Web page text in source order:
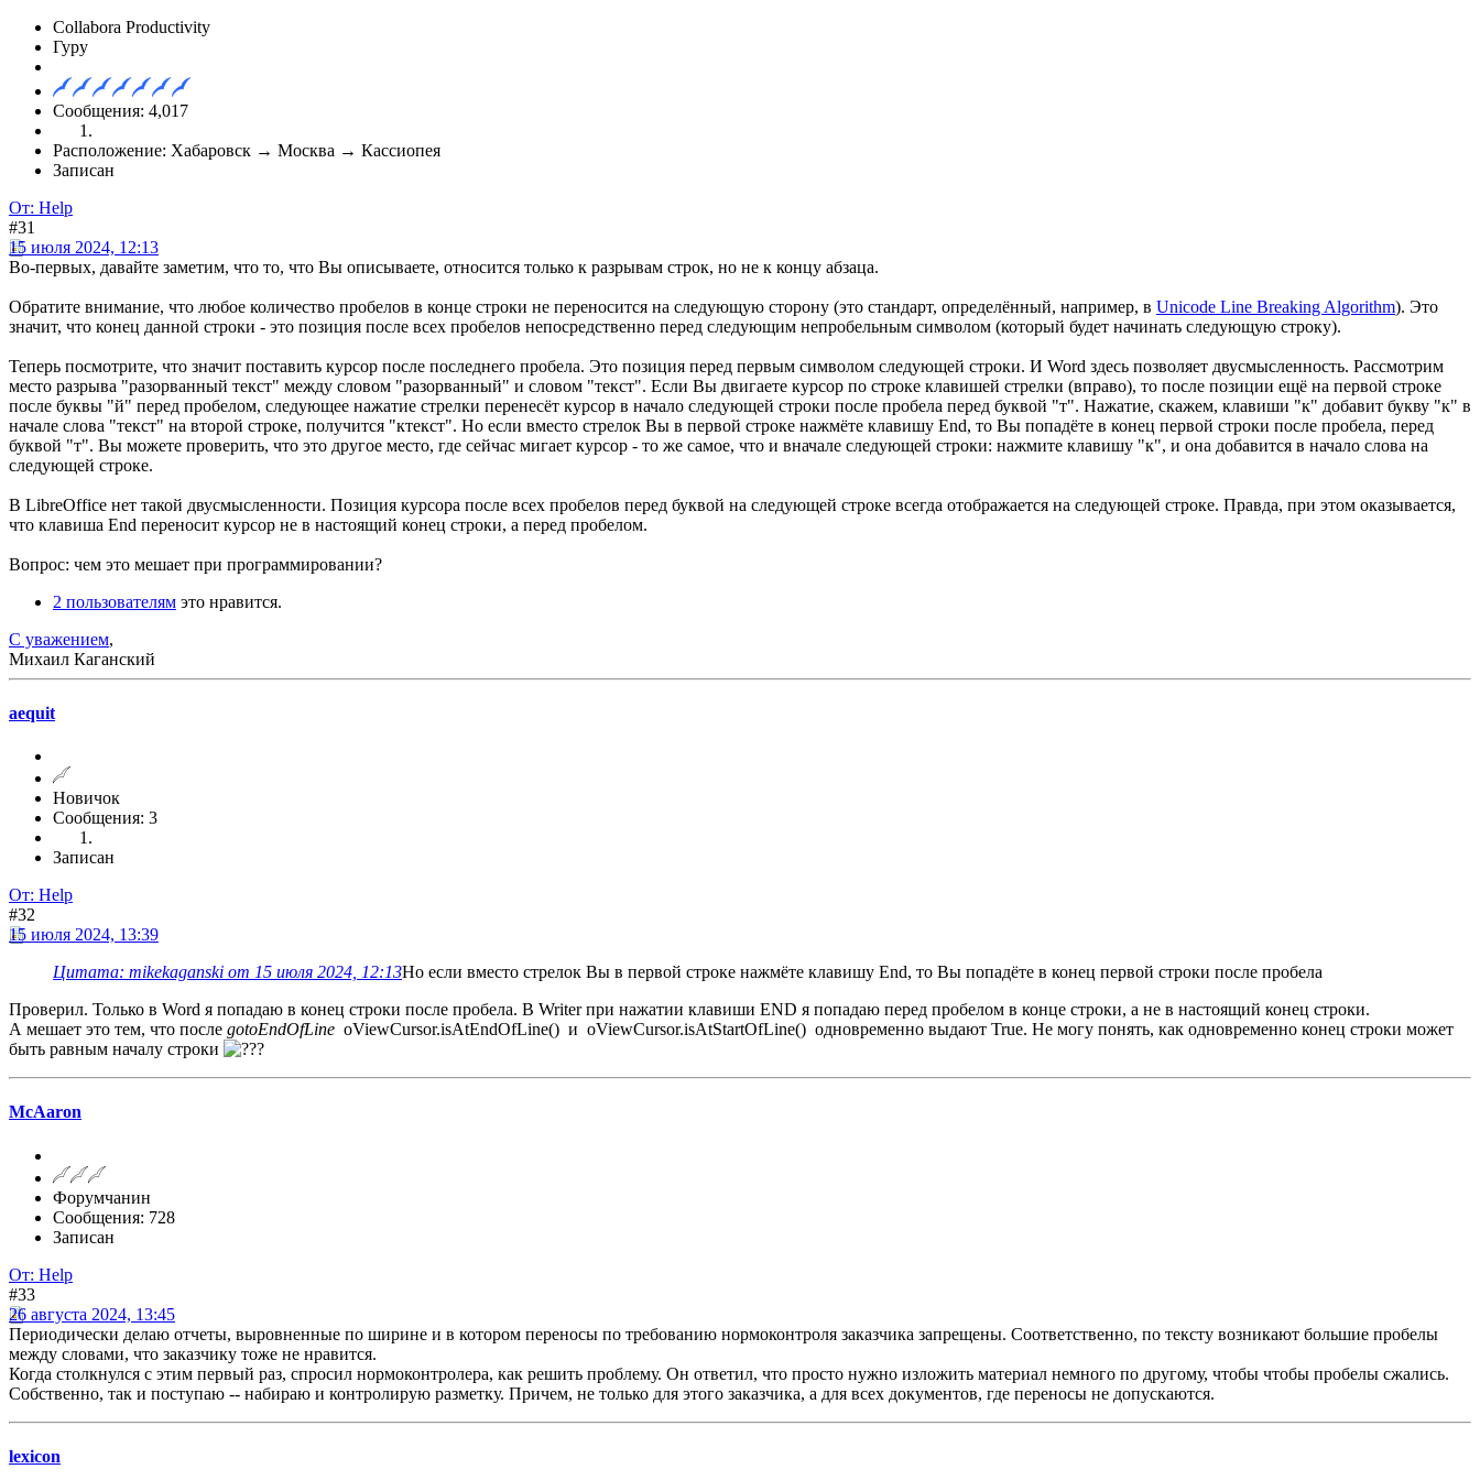
Collabora Productivity
Гуру
Сообщения: 4,017
Расположение: Хабаровск → Москва → Кассиопея
Записан
От: Help
#31
15 июля 2024, 12:13
Во-первых, давайте заметим, что то, что Вы описываете, относится только к разрывам строк, но не к концу абзаца.
Обратите внимание, что любое количество пробелов в конце строки не переносится на следующую сторону (это стандарт, определённый, например, в Unicode Line Breaking Algorithm). Это
значит, что конец данной строки - это позиция после всех пробелов непосредственно перед следующим непробельным символом (который будет начинать следующую строку).
Теперь посмотрите, что значит поставить курсор после последнего пробела. Это позиция перед первым символом следующей строки. И Word здесь позволяет двусмысленность. Рассмотрим
место разрыва "разорванный текст" между словом "разорванный" и словом "текст". Если Вы двигаете курсор по строке клавишей стрелки (вправо), то после позиции ещё на первой строке
после буквы "й" перед пробелом, следующее нажатие стрелки перенесёт курсор в начало следующей строки после пробела перед буквой "т". Нажатие, скажем, клавиши "к" добавит букву "к" в
начале слова "текст" на второй строке, получится "ктекст". Но если вместо стрелок Вы в первой строке нажмёте клавишу End, то Вы попадёте в конец первой строки после пробела, перед
буквой "т". Вы можете проверить, что это другое место, где сейчас мигает курсор - то же самое, что и вначале следующей строки: нажмите клавишу "к", и она добавится в начало слова на
следующей строке.
В LibreOffice нет такой двусмысленности. Позиция курсора после всех пробелов перед буквой на следующей строке всегда отображается на следующей строке. Правда, при этом оказывается,
что клавиша End переносит курсор не в настоящий конец строки, а перед пробелом.
Вопрос: чем это мешает при программировании?
2 пользователям это нравится.
С уважением,
Михаил Каганский
aequit
Новичок
Сообщения: 3
Записан
От: Help
#32
15 июля 2024, 13:39
Цитата: mikekaganski от 15 июля 2024, 12:13Но если вместо стрелок Вы в первой строке нажмёте клавишу End, то Вы попадёте в конец первой строки после пробела
Проверил. Только в Word я попадаю в конец строки после пробела. В Writer при нажатии клавиши END я попадаю перед пробелом в конце строки, а не в настоящий конец строки.
А мешает это тем, что после gotoEndOfLine oViewCursor.isAtEndOfLine() и oViewCursor.isAtStartOfLine() одновременно выдают True. Не могу понять, как одновременно конец строки может
быть равным началу строки
McAaron
Форумчанин
Сообщения: 728
Записан
От: Help
#33
26 августа 2024, 13:45
Периодически делаю отчеты, выровненные по ширине и в котором переносы по требованию нормоконтроля заказчика запрещены. Соответственно, по тексту возникают большие пробелы
между словами, что заказчику тоже не нравится.
Когда столкнулся с этим первый раз, спросил нормоконтролера, как решить проблему. Он ответил, что просто нужно изложить материал немного по другому, чтобы чтобы пробелы сжались.
Собственно, так и поступаю -- набираю и контролирую разметку. Причем, не только для этого заказчика, а для всех документов, где переносы не допускаются.
lexicon